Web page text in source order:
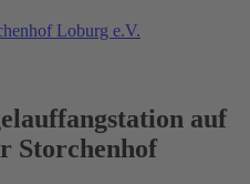
auf
Storchenhof